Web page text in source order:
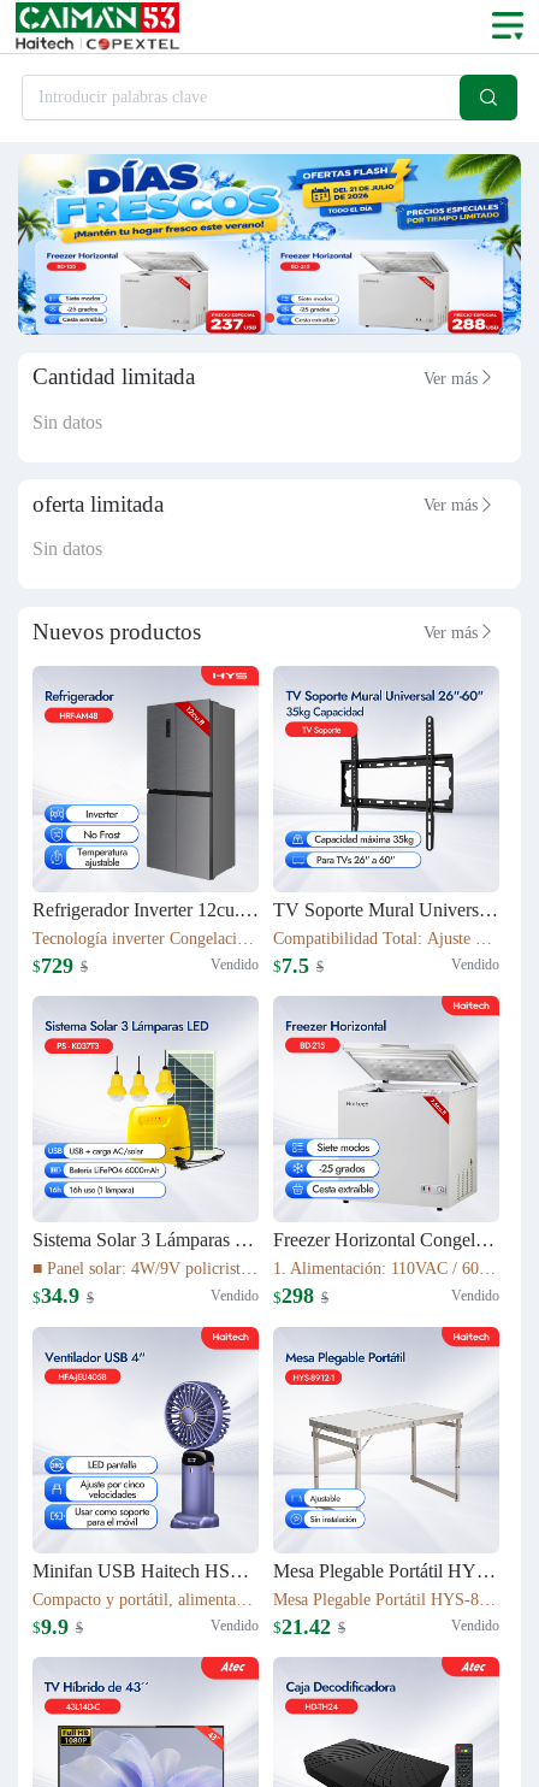
Introducir palabras clave 
Cantidad limitada Ver más 
Sin datos
oferta limitada Ver más 
Sin datos
Nuevos productos Ver más 
Refrigerador Inverter 12cu.ft (337L) 4 puertas HRF-AM48
Tecnología inverter Congelación: 112L Refrigeración: 225L Dimensión: W79.5*D63*H180(cm) Peso neto/bruto: 79KG / 87KG
$729 $ Vendido
TV Soporte Mural Universal 26"-60" | 35kg Capacidad | T50S
Compatibilidad Total: Ajuste perfecto para TVs 26" a 60" Robustez Industrial: Capacidad máxima 35kg con chasis de acero 1.1mm
$7.5 $ Vendido
Sistema Solar 3 Lámparas LED PS-K037T3
■ Panel solar: 4W/9V policristalino con cable de 5 m ■ Batería: 16Wh LiFePO4 (3.2V/6000mAh) ■ Fuente de luz: 3 bombillas LED de 1W ■ Cable de luz: cable de 5 m con interruptor de encendido/apagado ■ Tiempo de carga: 5–6 h bajo luz solar suficiente
$34.9 $ Vendido
Freezer Horizontal Congelador Nevera 7.6cu.ft (215L) BD-215C
1. Alimentación: 110VAC / 60Hz 2. Refrigerante: R600a 3. Color: Blanco Nieve 4. Condensador: Externo 5. Dimensiones: 895x590x850mm 6. Incluye Cesta Esmaltada
$298 $ Vendido
Minifan USB Haitech HSF-N15
Compacto y portátil, alimentación por USB. Rotación de 360° para ajustar la dirección del viento. Pantalla LED que muestra la velocidad. 5 niveles de velocidad ajustables. También funciona como soporte para móvil. 5 colores disponibles según inventario.
$9.9 $ Vendido
Mesa Plegable Portátil HYS-8912-1
Mesa Plegable Portátil HYS-8912-1 80*40*75cm & 4900g Ajustable Sin instalación
$21.42 $ Vendido